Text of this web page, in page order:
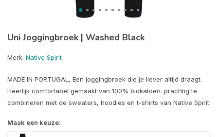
Uni Joggingbroek | Washed Black
Merk: Native Spirit
MADE IN PORTUGAL, Een joggingbroek die je liever altijd draagt.
Heerlijk comfortabel gemaakt van 100% biokatoen. prachtig te
combineren met de sweaters, hoodies en t-shirts van Native Spirit.
Maak een keuze: